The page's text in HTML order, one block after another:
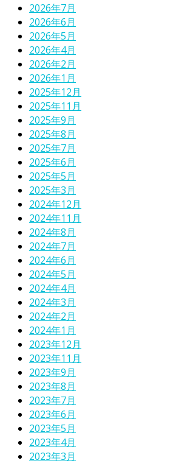
2026年7月
2026年6月
2026年5月
2026年4月
2026年2月
2026年1月
2025年12月
2025年11月
2025年9月
2025年8月
2025年7月
2025年6月
2025年5月
2025年3月
2024年12月
2024年11月
2024年8月
2024年7月
2024年6月
2024年5月
2024年4月
2024年3月
2024年2月
2024年1月
2023年12月
2023年11月
2023年9月
2023年8月
2023年7月
2023年6月
2023年5月
2023年4月
2023年3月